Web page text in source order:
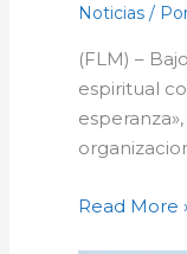
Noticias/
(FLM) –
espiritual
Read More